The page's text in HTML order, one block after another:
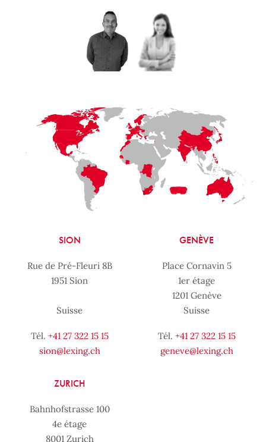
SION
Rue de Pré-Fleuri 8B
1951 Sion
Suisse
Tél. +41 27 322 15 15
sion@lexing.ch
GENÈVE
Place Cornavin 5
1er étage
1201 Genève
Suisse
Tél. +41 27 322 15 15
geneve@lexing.ch
ZURICH
Bahnhofstrasse 100
4e étage
8001 Zurich